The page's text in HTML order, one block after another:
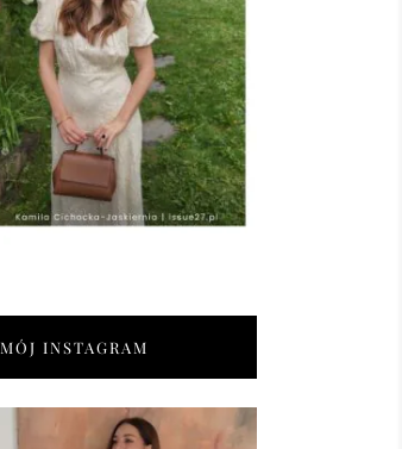
MÓJ INSTAGRAM